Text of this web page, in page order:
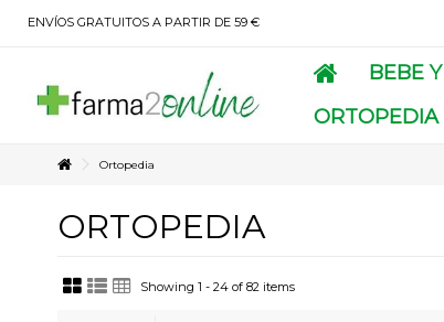
ENVÍOS GRATUITOS A PARTIR DE 59 €
BEBE
ORTOPEDIA
Ortopedia
ORTOPEDIA
Showing 1 - 24 of 82 items